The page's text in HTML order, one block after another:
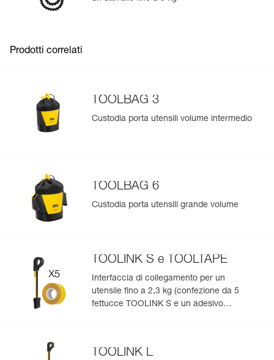
compilate automaticamente.
produzione.
Per saperne di più
Prodotti correlati
TOOLBAG 3
Custodia porta utensili volume intermedio
TOOLBAG 6
Custodia porta utensili grande volume
TOOLINK S e TOOLTAPE
Interfaccia di collegamento per un
utensile fino a 2,3 kg (confezione da 5
fettucce TOOLINK S e un adesivo
TOOLINK L